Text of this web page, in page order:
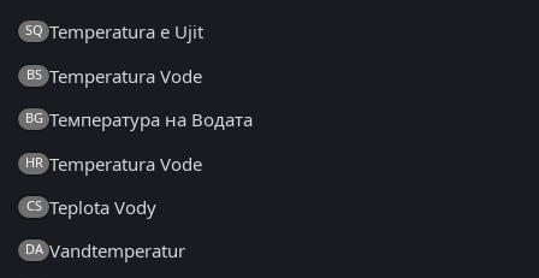
SQ Temperatura e Ujit
BS Temperatura Vode
BG Температура на Водата
HR Temperatura Vode
CS Teplota Vody
DA Vandtemperatur